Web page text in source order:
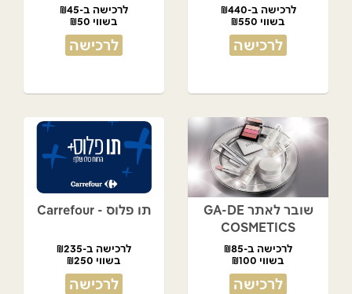
לרכישה ב-₪440
בשווי ₪550
לרכישה
לרכישה ב-₪45
בשווי ₪50
לרכישה
שובר לאתר GA-DE
COSMETICS
לרכישה ב-₪85
בשווי ₪100
לרכישה
תו פלוס - Carrefour
לרכישה ב-₪235
בשווי ₪250
לרכישה